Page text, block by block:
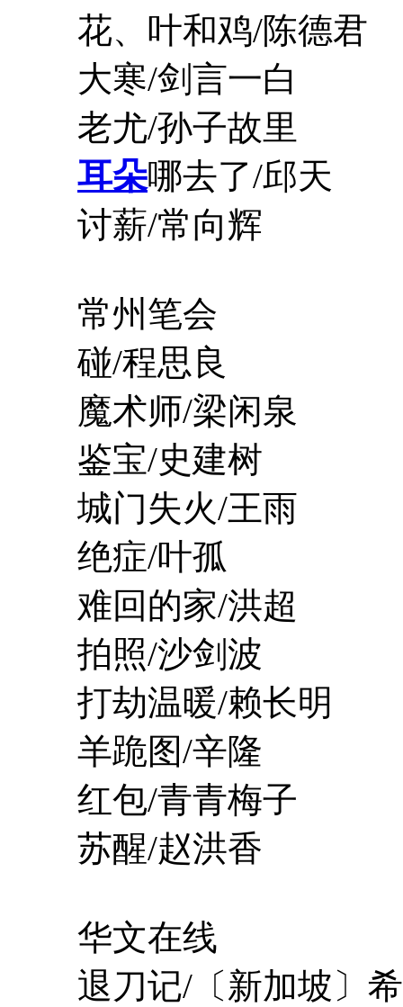
花、叶和鸡/陈德君
大寒/剑言一白
老尤/孙子故里
耳朵哪去了/邱天
讨薪/常向辉
常州笔会
碰/程思良
魔术师/梁闲泉
鉴宝/史建树
城门失火/王雨
绝症/叶孤
难回的家/洪超
拍照/沙剑波
打劫温暖/赖长明
羊跪图/辛隆
红包/青青梅子
苏醒/赵洪香
华文在线
退刀记/〔新加坡〕希